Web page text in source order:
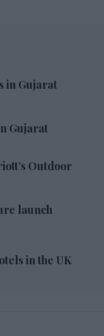
in Gujarat
Gujarat
Outdoor
launch
in the UK